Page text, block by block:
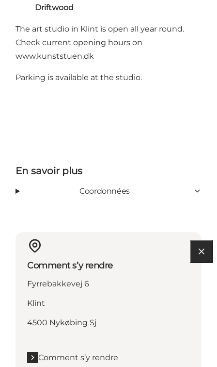
Driftwood
The art studio in Klint is open all year round.
Check current opening hours on
www.kunststuen.dk
Parking is available at the studio.
En savoir plus
Coordonnées
Comment s’y rendre
Fyrrebakkevej 6
Klint
4500 Nykøbing Sj
Comment s’y rendre